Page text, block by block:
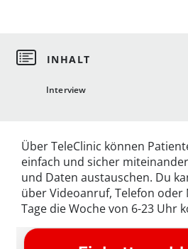
Interview
Über TeleClinic können
einfach und sicher
und Daten austauschen. Du
über Videoanruf, Telefon oder
Tage die Woche von 6-23 Uhr